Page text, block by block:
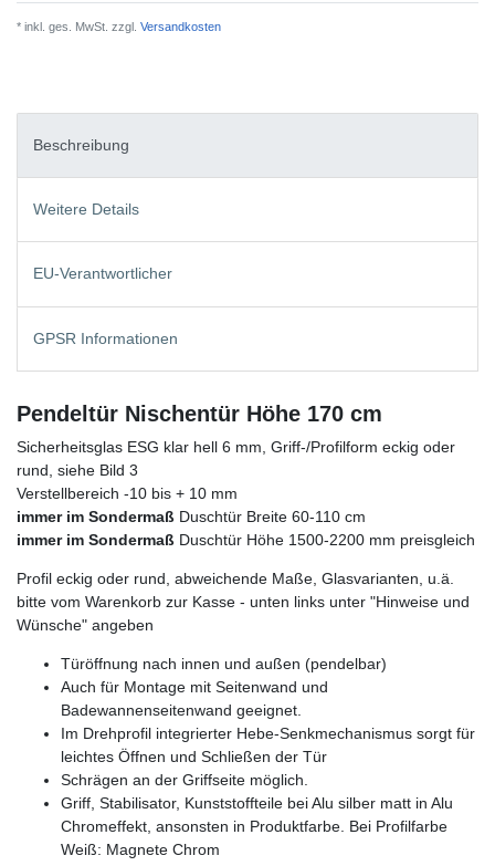
* inkl. ges. MwSt. zzgl. Versandkosten
Beschreibung
Weitere Details
EU-Verantwortlicher
GPSR Informationen
Pendeltür Nischentür Höhe 170 cm
Sicherheitsglas ESG klar hell 6 mm, Griff-/Profilform eckig oder
rund, siehe Bild 3
Verstellbereich -10 bis + 10 mm
immer im Sondermaß Duschtür Breite 60-110 cm
immer im Sondermaß Duschtür Höhe 1500-2200 mm preisgleich
Profil eckig oder rund, abweichende Maße, Glasvarianten, u.ä.
bitte vom Warenkorb zur Kasse - unten links unter "Hinweise und
Wünsche" angeben
Türöffnung nach innen und außen (pendelbar)
Auch für Montage mit Seitenwand und
Badewannenseitenwand geeignet.
Im Drehprofil integrierter Hebe-Senkmechanismus sorgt für
leichtes Öffnen und Schließen der Tür
Schrägen an der Griffseite möglich.
Griff, Stabilisator, Kunststoffteile bei Alu silber matt in Alu
Chromeffekt, ansonsten in Produktfarbe. Bei Profilfarbe
Weiß: Magnete Chrom